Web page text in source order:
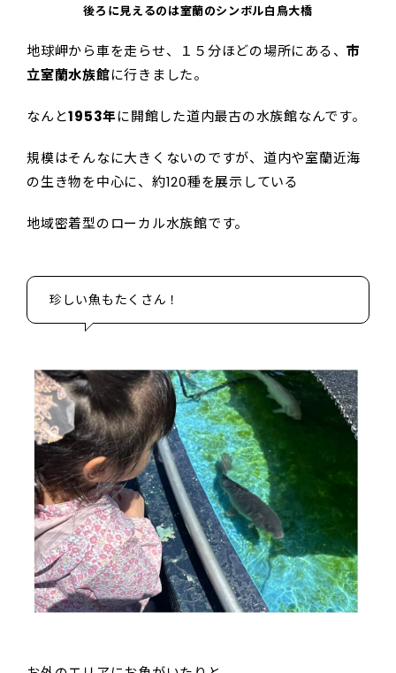
後ろに見えるのは室蘭のシンボル白鳥大橋
地球岬から車を走らせ、１５分ほどの場所にある、市
立室蘭水族館に行きました。
なんと1953年に開館した道内最古の水族館なんです。
規模はそんなに大きくないのですが、道内や室蘭近海
の生き物を中心に、約120種を展示している
地域密着型のローカル水族館です。
珍しい魚もたくさん！